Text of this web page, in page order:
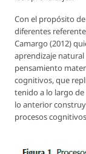
Con el propósito
diferentes
Camargo (2012)
aprendizaje
pensamiento
cognitivos, que
tenido a lo largo
lo anterior
procesos